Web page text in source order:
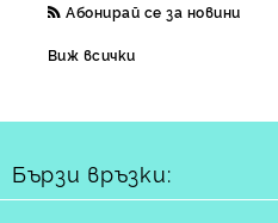
Абонирай се за новини
Виж всички
Бързи връзки: